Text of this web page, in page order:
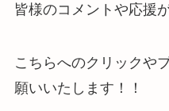
皆様のコメントや応援
こちらへのクリックや
願いいたします！！